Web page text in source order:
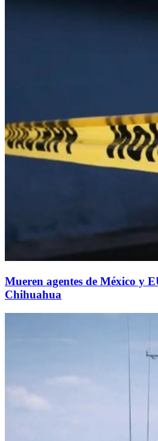
Mueren agentes de México y
Chihuahua